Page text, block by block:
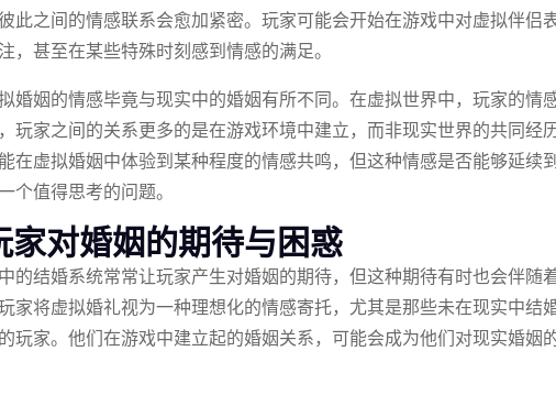
此之间的情感联系会愈加紧密。玩家可能会开始在游戏中对虚拟伴侣
，甚至在某些特殊时刻感到情感的满足。
婚姻的情感毕竟与现实中的婚姻有所不同。在虚拟世界中，玩家的情
玩家之间的关系更多的是在游戏环境中建立，而非现实世界的共同经
在虚拟婚姻中体验到某种程度的情感共鸣，但这种情感是否能够延续
个值得思考的问题。
家对婚姻的期待与困惑
的结婚系统常常让玩家产生对婚姻的期待，但这种期待有时也会伴随
家将虚拟婚礼视为一种理想化的情感寄托，尤其是那些未在现实中结
玩家。他们在游戏中建立起的婚姻关系，可能会成为他们对现实婚姻